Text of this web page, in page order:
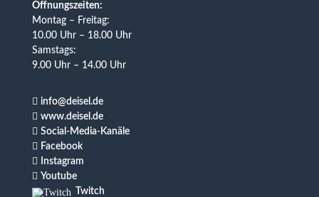
Öffnungszeiten:
Montag – Freitag:
10.00 Uhr – 18.00 Uhr
Samstags:
9.00 Uhr – 14.00 Uhr
 info@deisel.de
 www.deisel.de
 Social-Media-Kanäle
 Facebook
 Instagram
 Youtube
Twitch